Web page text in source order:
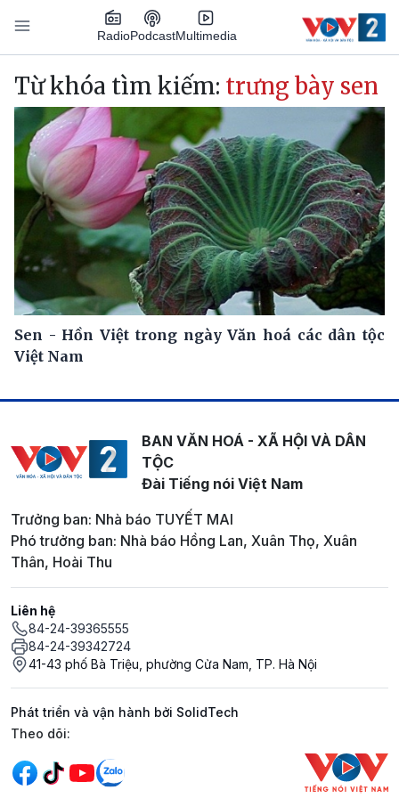
Nhảy đến nội dung
RadioPodcastMultimedia
Main navigation
Từ khóa tìm kiếm: trưng bày sen
Sen - Hồn Việt trong ngày Văn hoá các dân tộc
Việt Nam
BAN VĂN HOÁ - XÃ HỘI VÀ DÂN
TỘC
Đài Tiếng nói Việt Nam
Trưởng ban: Nhà báo TUYẾT MAI
Phó trưởng ban: Nhà báo Hồng Lan, Xuân Thọ, Xuân
Thân, Hoài Thu
Liên hệ
84-24-39365555
84-24-39342724
41-43 phố Bà Triệu, phường Cửa Nam, TP. Hà Nội
Phát triển và vận hành bởi SolidTech
Mạng xã hội
Theo dõi: